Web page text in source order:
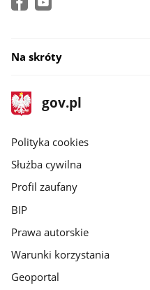
Na skróty
stopka
gov.pl
Strona
gov.pl
gov.pl
Polityka cookies
Służba cywilna
Profil zaufany
BIP
Prawa autorskie
Warunki korzystania
Geoportal